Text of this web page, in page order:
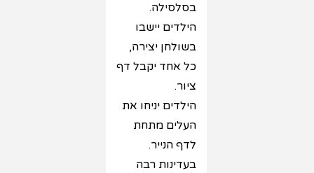
בסלסילה.
הילדים יישבו
בשולחן יצירה,
כל אחד יקבל דף
ציור.
הילדים יניחו את
העלים מתחת
לדף הנייר.
בעדינות רבה